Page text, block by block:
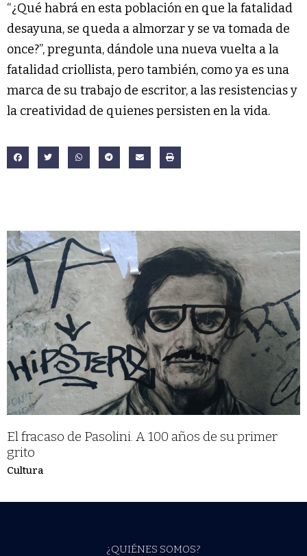
“¿Qué habrá en esta población en que la fatalidad
desayuna, se queda a almorzar y se va tomada de
once?”, pregunta, dándole una nueva vuelta a la
fatalidad criollista, pero también, como ya es una
marca de su trabajo de escritor, a las resistencias y
la creatividad de quienes persisten en la vida.
El fracaso de Pasolini. A 100 años de su primer
grito
Cultura
¿QUIÉNES SOMOS?